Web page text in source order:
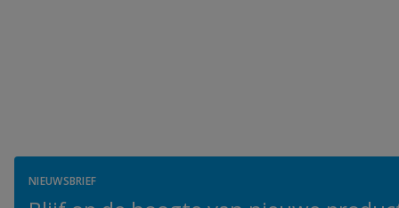
NIEUWSBRIEF